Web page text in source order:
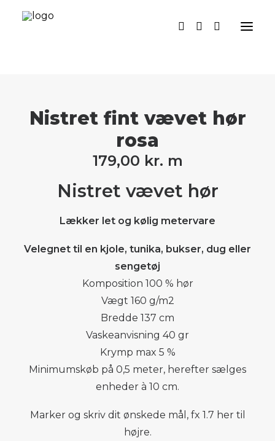
SYKIT
METERVARER
PERSONLIGE MØNSTRE
GRATIS SYMØNSTRE
OM OS
Nistret fint vævet hør
rosa
179,00 kr. m
Nistret vævet hør
Lækker let og kølig metervare
Velegnet til en kjole, tunika, bukser, dug eller
sengetøj
Komposition 100 % hør
Vægt 160 g/m2
Bredde 137 cm
Vaskeanvisning 40 gr
Krymp max 5 %
Minimumskøb på 0,5 meter, herefter sælges
enheder à 10 cm.
Marker og skriv dit ønskede mål, fx 1.7 her til
højre.